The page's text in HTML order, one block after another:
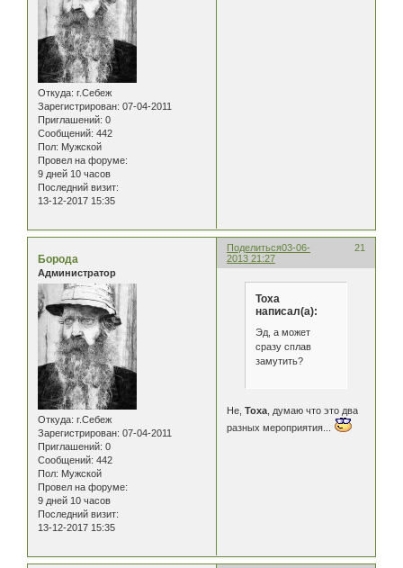
Откуда: г.Себеж
Зарегистрирован: 07-04-2011
Приглашений: 0
Сообщений: 442
Пол: Мужской
Провел на форуме:
9 дней 10 часов
Последний визит:
13-12-2017 15:35
Поделиться 21
03-06-
2013 21:27
Борода
Администратор
Откуда: г.Себеж
Зарегистрирован: 07-04-2011
Приглашений: 0
Сообщений: 442
Пол: Мужской
Провел на форуме:
9 дней 10 часов
Последний визит:
13-12-2017 15:35
Тоха
написал(а):
Эд, а может
сразу сплав
замутить?
Не,Тоха , думаю что это два
разных мероприятия...